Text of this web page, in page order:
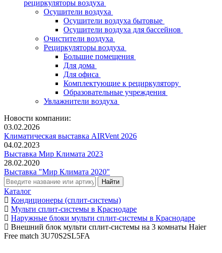
рециркуляторы воздуха
Осушители воздуха
Осушители воздуха бытовые
Осушители воздуха для бассейнов
Очистители воздуха
Рециркуляторы воздуха
Большие помещения
Для дома
Для офиса
Комплектующие к рециркулятору
Образовательные учреждения
Увлажнители воздуха
Новости компании:
03.02.2026
Климатическая выставка AIRVent 2026
04.02.2023
Выставка Мир Климата 2023
28.02.2020
Выставка "Мир Климата 2020"
Каталог
Кондиционеры (сплит-системы)
Мульти сплит-системы в Краснодаре
Наружные блоки мульти сплит-системы в Краснодаре
Внешний блок мульти сплит-системы на 3 комнаты Haier
Free match 3U70S2SL5FA